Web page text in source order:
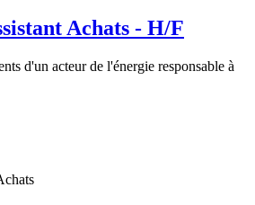
Achats - H/F
d'un acteur de l'énergie responsable à